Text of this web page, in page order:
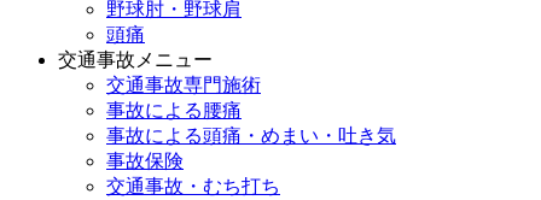
野球肘・野球肩
頭痛
交通事故メニュー
交通事故専門施術
事故による腰痛
事故による頭痛・めまい・吐き気
事故保険
交通事故・むち打ち